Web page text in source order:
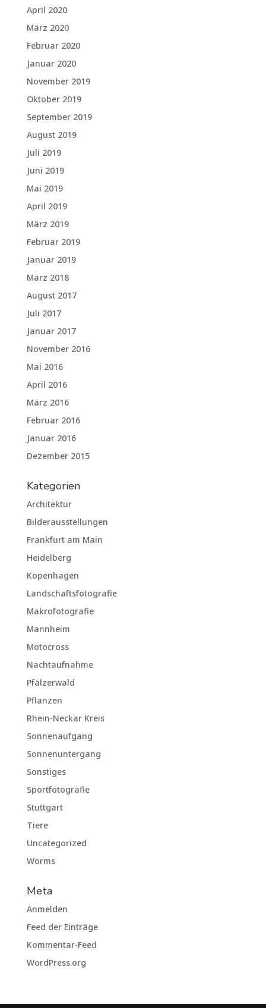
April 2020
März 2020
Februar 2020
Januar 2020
November 2019
Oktober 2019
September 2019
August 2019
Juli 2019
Juni 2019
Mai 2019
April 2019
März 2019
Februar 2019
Januar 2019
März 2018
August 2017
Juli 2017
Januar 2017
November 2016
Mai 2016
April 2016
März 2016
Februar 2016
Januar 2016
Dezember 2015
Kategorien
Architektur
Bilderausstellungen
Frankfurt am Main
Heidelberg
Kopenhagen
Landschaftsfotografie
Makrofotografie
Mannheim
Motocross
Nachtaufnahme
Pfälzerwald
Pflanzen
Rhein-Neckar Kreis
Sonnenaufgang
Sonnenuntergang
Sonstiges
Sportfotografie
Stuttgart
Tiere
Uncategorized
Worms
Meta
Anmelden
Feed der Einträge
Kommentar-Feed
WordPress.org